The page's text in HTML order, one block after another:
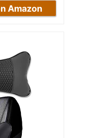
Amazon